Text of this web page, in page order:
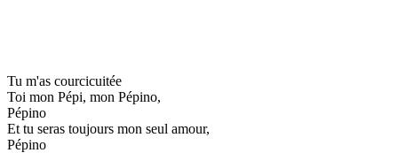
Tu m'as courcicuitée
Toi mon Pépi, mon Pépino,
Pépino
Et tu seras toujours mon seul amour,
Pépino